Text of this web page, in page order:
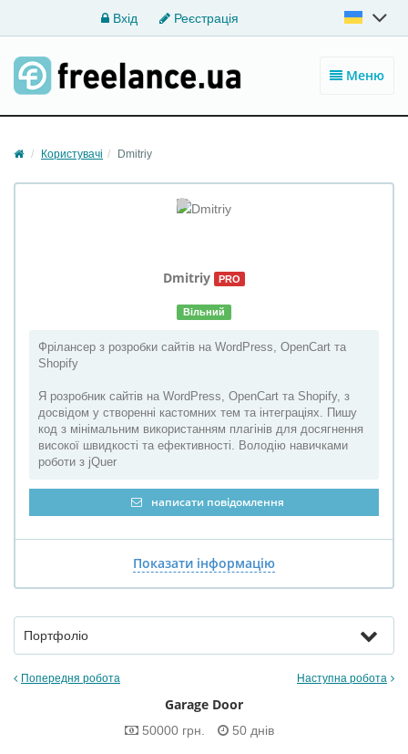
Вхід Реєстрація
Меню
Користувачі Dmitriy
Dmitriy PRO
Вільний
Фрілансер з розробки сайтів на WordPress, OpenCart та
Shopify
Я розробник сайтів на WordPress, OpenCart та Shopify, з
досвідом у створенні кастомних тем та інтеграціях. Пишу
код з мінімальним використанням плагінів для досягнення
високої швидкості та ефективності. Володію навичками
роботи з jQuer
написати повідомлення
Показати інформацію
Портфоліо
Попередня робота Наступна робота
Garage Door
50000 грн. 50 днів